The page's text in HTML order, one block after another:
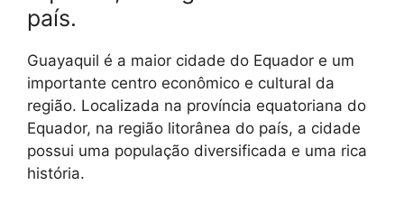
país.
Guayaquil é a maior cidade do Equador e um
importante centro econômico e cultural da
região. Localizada na província equatoriana do
Equador, na região litorânea do país, a cidade
possui uma população diversificada e uma rica
história.